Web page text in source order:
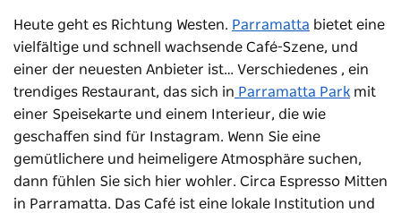
Heute geht es Richtung Westen. Parramatta bietet eine
vielfältige und schnell wachsende Café-Szene, und
einer der neuesten Anbieter ist… Verschiedenes , ein
trendiges Restaurant, das sich in Parramatta Park mit
einer Speisekarte und einem Interieur, die wie
geschaffen sind für Instagram. Wenn Sie eine
gemütlichere und heimeligere Atmosphäre suchen,
dann fühlen Sie sich hier wohler. Circa Espresso Mitten
in Parramatta. Das Café ist eine lokale Institution und